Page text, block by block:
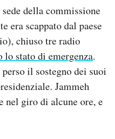
della commissione
era scappato dal paese
chiuso tre radio
lo stato di emergenza.
il sostegno dei suoi
Jammeh
nel giro di alcune ore, e